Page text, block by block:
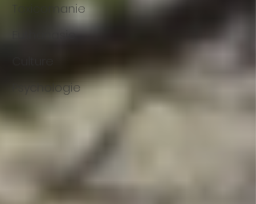
Toxicomanie
Euthanasie
Psychologie